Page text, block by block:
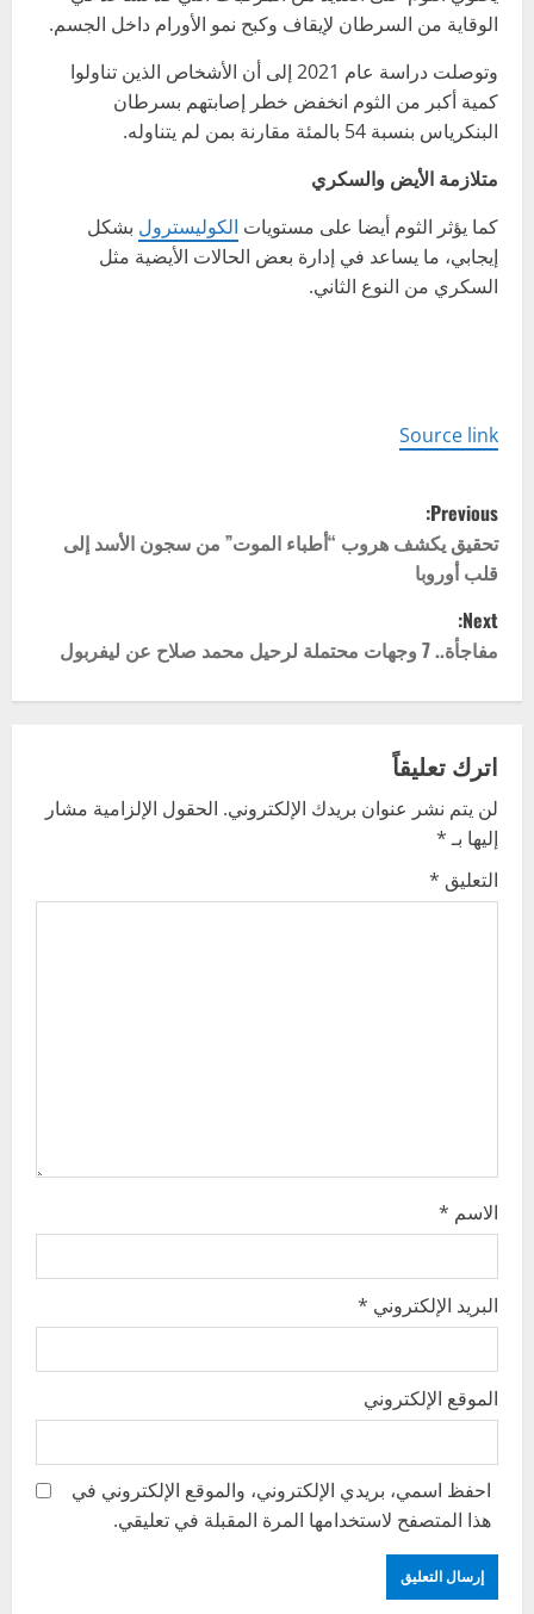
الوقاية من السرطان لإيقاف وكبح نمو الأورام داخل الجسم.
وتوصلت دراسة عام 2021 إلى أن الأشخاص الذين تناولوا
كمية أكبر من الثوم انخفض خطر إصابتهم بسرطان
البنكرياس بنسبة 54 بالمئة مقارنة بمن لم يتناوله.
متلازمة الأيض والسكري
كما يؤثر الثوم أيضا على مستويات الكوليسترول بشكل
إيجابي، ما يساعد في إدارة بعض الحالات الأيضية مثل
السكري من النوع الثاني.
Source link
P
o
s
t
n
a
v
i
g
Previous:
تحقيق يكشف هروب “أطباء الموت” من سجون الأسد إلى
قلب أوروبا
Next:
مفاجأة.. 7 وجهات محتملة لرحيل محمد صلاح عن ليفربول
اترك تعليقاً
لن يتم نشر عنوان بريدك الإلكتروني. الحقول الإلزامية مشار
إليها بـ*
التعليق *
الاسم *
البريد الإلكتروني *
الموقع الإلكتروني
احفظ اسمي، بريدي الإلكتروني، والموقع الإلكتروني في
هذا المتصفح لاستخدامها المرة المقبلة في تعليقي.